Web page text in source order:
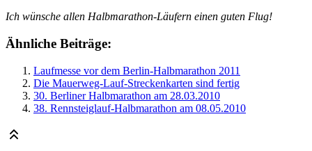
Ich wünsche allen Halbmarathon-Läufern einen guten Flug!
Ähnliche Beiträge:
Laufmesse vor dem Berlin-Halbmarathon 2011
Die Mauerweg-Lauf-Streckenkarten sind fertig
30. Berliner Halbmarathon am 28.03.2010
38. Rennsteiglauf-Halbmarathon am 08.05.2010